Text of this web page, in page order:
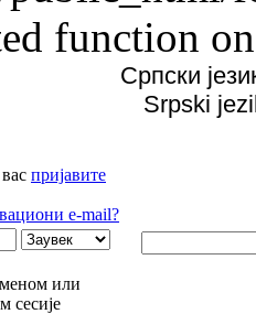
function
Српски
Srpski
пријавите
e-mail?
или
сесије